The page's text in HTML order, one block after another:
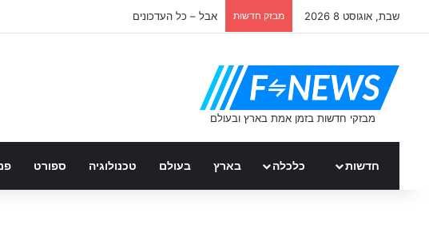
שבת, אוגוסט 8 2026 מבזק חדשות אבל – כל העדכונים
חדשות כלכלה בארץ בעולם טכנולוגיה ספורט